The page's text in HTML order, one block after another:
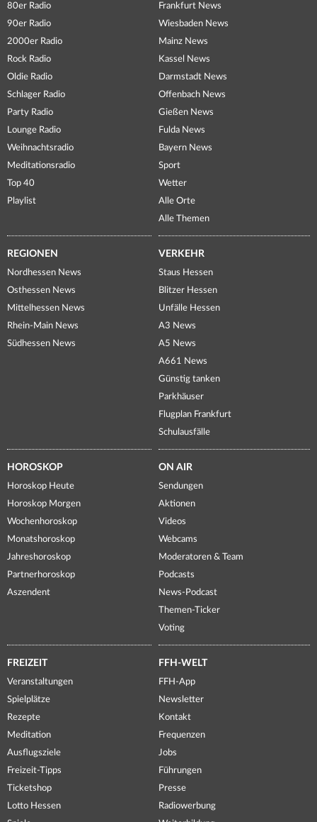
80er Radio
90er Radio
2000er Radio
Rock Radio
Oldie Radio
Schlager Radio
Party Radio
Lounge Radio
Weihnachtsradio
Meditationsradio
Top 40
Playlist
Frankfurt News
Wiesbaden News
Mainz News
Kassel News
Darmstadt News
Offenbach News
Gießen News
Fulda News
Bayern News
Sport
Wetter
Alle Orte
Alle Themen
REGIONEN
Nordhessen News
Osthessen News
Mittelhessen News
Rhein-Main News
Südhessen News
VERKEHR
Staus Hessen
Blitzer Hessen
Unfälle Hessen
A3 News
A5 News
A661 News
Günstig tanken
Parkhäuser
Flugplan Frankfurt
Schulausfälle
HOROSKOP
Horoskop Heute
Horoskop Morgen
Wochenhoroskop
Monatshoroskop
Jahreshoroskop
Partnerhoroskop
Aszendent
ON AIR
Sendungen
Aktionen
Videos
Webcams
Moderatoren & Team
Podcasts
News-Podcast
Themen-Ticker
Voting
FREIZEIT
Veranstaltungen
Spielplätze
Rezepte
Meditation
Ausflugsziele
Freizeit-Tipps
Ticketshop
Lotto Hessen
FFH-WELT
FFH-App
Newsletter
Kontakt
Frequenzen
Jobs
Führungen
Presse
Radiowerbung